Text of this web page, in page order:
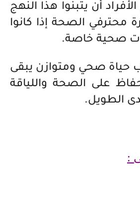
أن يتبنوا هذا النهج
محترفي الصحة إذا كانوا
صحية خاصة.
حياة صحي ومتوازن يبقى
على الصحة واللياقة
الطويل.
: